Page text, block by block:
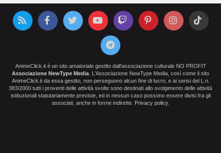
AnimeClick.it è un sito amatoriale gestito dall'associazione culturale NO PROFIT
Associazione NewType Media . L'Associazione NewType Media, così come il sito
AnimeClick.it da essa gestito, non perseguono alcun fine di lucro, e ai sensi del L.n.
383/2000 tutti i proventi delle attività svolte sono destinati allo svolgimento delle attività
istituzionali statutariamente previste, ed in nessun caso possono essere divisi fra gli
associati, anche in forme indirette. Privacy policy.